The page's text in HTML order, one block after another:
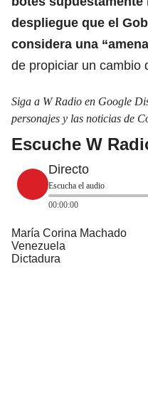
despliegue que el
considera una
de propiciar un cambio
Siga a W Radio en Google
personajes y las noticias de
Escuche W
Directo
Escucha el audio
00:00:00
María Corina Machado
Venezuela
Dictadura